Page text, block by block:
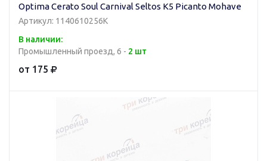
Optima Cerato Soul Carnival Seltos K5 Picanto Mohave
Артикул: 1140610256K
В наличии:
Промышленный проезд, 6 - 2 шт
от 175